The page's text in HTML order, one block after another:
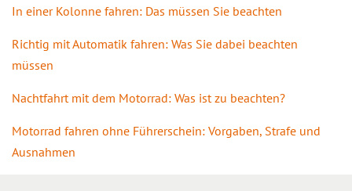
In einer Kolonne fahren: Das müssen Sie beachten
Richtig mit Automatik fahren: Was Sie dabei beachten
müssen
Nachtfahrt mit dem Motorrad: Was ist zu beachten?
Motorrad fahren ohne Führerschein: Vorgaben, Strafe und
Ausnahmen